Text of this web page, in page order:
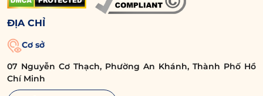
ĐỊA CHỈ
Cơ sở
07 Nguyễn Cơ Thạch, Phường An Khánh, Thành Phố Hồ
Chí Minh